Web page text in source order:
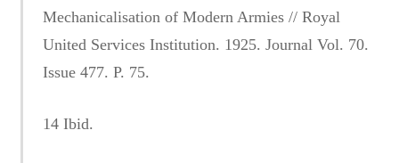
Mechanicalisation of Modern Armies // Royal
United Services Institution. 1925. Journal Vol. 70.
Issue 477. P. 75.
14 Ibid.